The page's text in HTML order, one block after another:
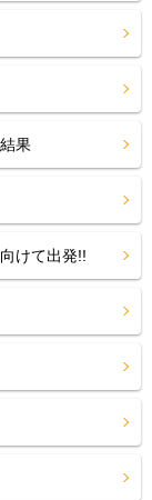
果
けて出発!!